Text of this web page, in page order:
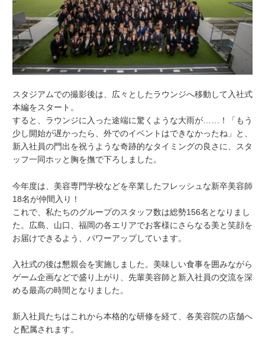
スタジアムでの撮影後は、広々としたラウンジへ移動して入社式
本編をスタート。
すると、ラウンジに入った途端に驚くような大雨が……！「もう
少し開始が遅かったら、外でのイベントはできなかったね」と、
新入社員の門出を祝うような奇跡的なタイミングの良さに、スタ
ッフ一同ホッと胸を撫で下ろしました。
今年度は、美容専門学校などを卒業したフレッシュな新卒美容師
18名が仲間入り！
これで、私たちのグループのスタッフ数は総勢156名となりまし
た。広島、山口、福岡の各エリアでお客様にさらなる美と笑顔を
お届けできるよう、パワーアップしています。
入社式の後は懇親会を実施しました。美味しい食事を囲みながら
ゲーム企画などで盛り上がり、先輩美容師と新入社員の交流を深
める最高の時間となりました。
新入社員たちはこれから本格的な研修を経て、各美容院の店舗へ
と配属されます。